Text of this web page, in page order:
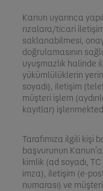
Kanun uyarınca
rızalara/ticari
saklanabilmesi,
doğrulamasının
uyuşmazlık halinde
yükümlülüklerin
soyadı), iletişim
müşteri işlem
kayıtlar)
Tarafımıza ilgili kişi
başvurunun
kimlik (ad soyadı,
imza), iletişim (e-
numarası) ve